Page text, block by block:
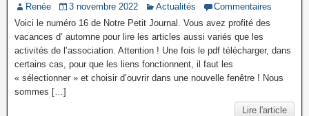
Renée 3 novembre 2022 Actualités
Commentaires
Voici le numéro 16 de Notre Petit Journal. Vous avez profité des
vacances d’ automne pour lire les articles aussi variés que les
activités de l’association. Attention ! Une fois le pdf télécharger, dans
certains cas, pour que les liens fonctionnent, il faut les
« sélectionner » et choisir d’ouvrir dans une nouvelle fenêtre ! Nous
sommes […]
Lire l'article